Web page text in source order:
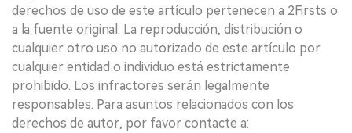
derechos de uso de este artículo pertenecen a 2Firsts o
a la fuente original. La reproducción, distribución o
cualquier otro uso no autorizado de este artículo por
cualquier entidad o individuo está estrictamente
prohibido. Los infractores serán legalmente
responsables. Para asuntos relacionados con los
derechos de autor, por favor contacte a: